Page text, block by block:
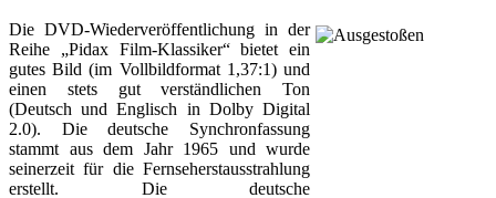
Die DVD-Wiederveröffentlichung in der
Reihe „Pidax Film-Klassiker“ bietet ein
gutes Bild (im Vollbildformat 1,37:1) und
einen stets gut verständlichen Ton
(Deutsch und Englisch in Dolby Digital
2.0). Die deutsche Synchronfassung
stammt aus dem Jahr 1965 und wurde
seinerzeit für die Fernseherstausstrahlung
erstellt. Die deutsche